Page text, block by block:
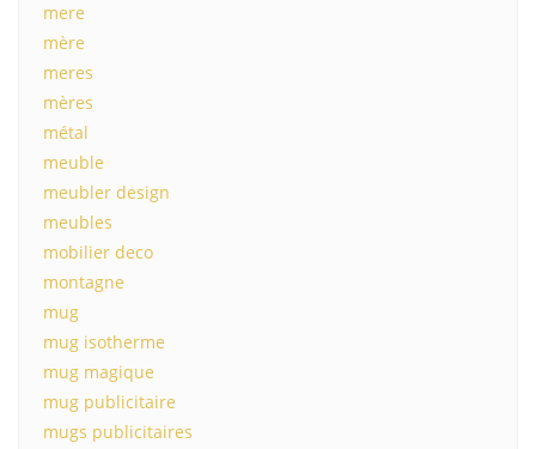
mere
mère
meres
mères
métal
meuble
meubler design
meubles
mobilier deco
montagne
mug
mug isotherme
mug magique
mug publicitaire
mugs publicitaires